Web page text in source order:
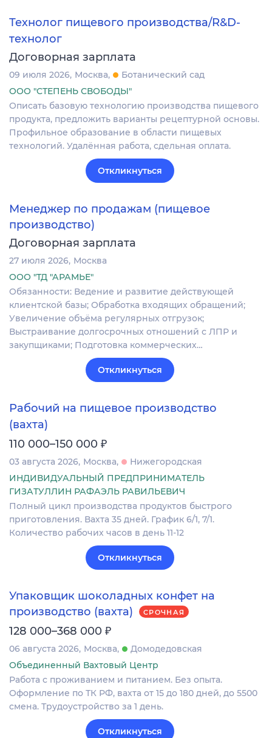
Технолог пищевого производства/R&D-
технолог
Договорная зарплата
09 июля 2026 Москва
Ботанический сад
ООО "СТЕПЕНЬ СВОБОДЫ"
Описать базовую технологию производства пищевого
продукта, предложить варианты рецептурной основы.
Профильное образование в области пищевых
технологий. Удалённая работа, сдельная оплата.
Откликнуться
Менеджер по продажам (пищевое
производство)
Договорная зарплата
27 июля 2026 Москва
ООО "ТД "АРАМЬЕ"
Обязанности: Ведение и развитие действующей
клиентской базы; Обработка входящих обращений;
Увеличение объёма регулярных отгрузок;
Выстраивание долгосрочных отношений с ЛПР и
закупщиками; Подготовка коммерческих…
Откликнуться
Рабочий на пищевое производство
(вахта)
110 000–150 000 ₽
03 августа 2026 Москва
Нижегородская
ИНДИВИДУАЛЬНЫЙ ПРЕДПРИНИМАТЕЛЬ
ГИЗАТУЛЛИН РАФАЭЛЬ РАВИЛЬЕВИЧ
Полный цикл производства продуктов быстрого
приготовления. Вахта 35 дней. График 6/1, 7/1.
Количество рабочих часов в день 11-12
Откликнуться
Упаковщик шоколадных конфет на
производство (вахта)
СРОЧНАЯ
128 000–368 000 ₽
06 августа 2026 Москва
Домодедовская
Объединенный Вахтовый Центр
Работа с проживанием и питанием. Без опыта.
Оформление по ТК РФ, вахта от 15 до 180 дней, до 5500
смена. Трудоустройство за 1 день.
Откликнуться